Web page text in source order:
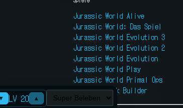
LV 20 ▲
Jurassic World Alive
Jurassic World: Das Spiel
Jurassic World Evolution 3
Jurassic World Evolution 2
Jurassic World Evolution
Jurassic World Play
Jurassic World Primal Ops
Jurassic Park Builder